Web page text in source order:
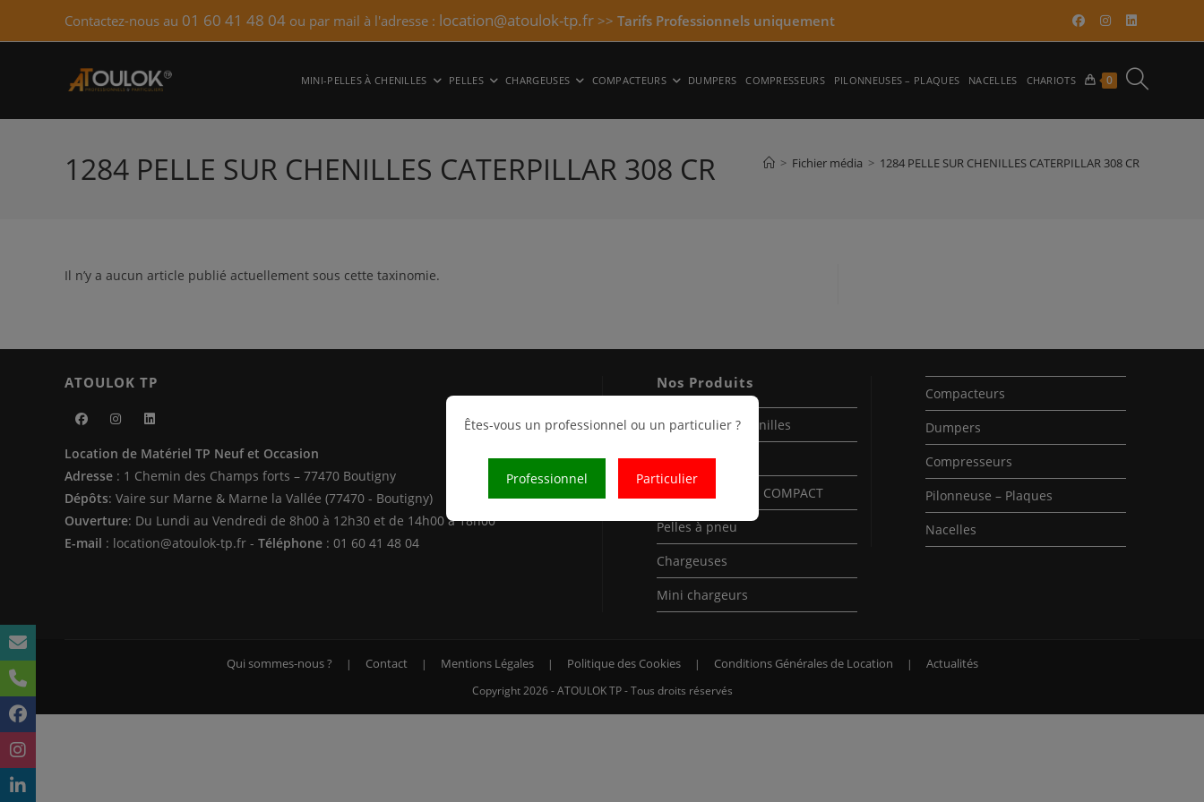
Contactez-nous au 01 60 41 48 04 ou par mail à l'adresse : location@atoulok-tp.fr >> Tarifs Professionnels uniquement​
MINI-PELLES À CHENILLES PELLES CHARGEUSES COMPACTEURS DUMPERS COMPRESSEURS PILONNEUSES – PLAQUES NACELLES CHARIOTS 0 TOGGLE
WEBSITE
1284 PELLE SUR CHENILLES CATERPILLAR 308 CR > Fichier média > 1284 PELLE SUR CHENILLES CATERPILLAR 308 CR
Il n’y a aucun article publié actuellement sous cette taxinomie.
ATOULOK TP
dans
un
nouvel
onglet
dans
un
nouvel
onglet
dans
un
nouvel
onglet
Location de Matériel TP Neuf et Occasion
Adresse : 1 Chemin des Champs forts – 77470 Boutigny
Dépôts: Vaire sur Marne & Marne la Vallée (77470 - Boutigny)
Ouverture: Du Lundi au Vendredi de 8h00 à 12h30 et de 14h00 à 18h00
E-mail : location@atoulok-tp.fr - Téléphone : 01 60 41 48 04
Nos Produits
Mini-Pelles à chenilles
Pelles à chenilles
Pelles à chenilles COMPACT
Pelles à pneu
Chargeuses
Mini chargeurs
Compacteurs
Dumpers
Compresseurs
Pilonneuse – Plaques
Nacelles
Qui sommes-nous ? Contact Mentions Légales Politique des Cookies Conditions Générales de Location Actualités
Copyright 2026 - ATOULOK TP - Tous droits réservés
Êtes-vous un professionnel ou un particulier ?
Professionnel Particulier